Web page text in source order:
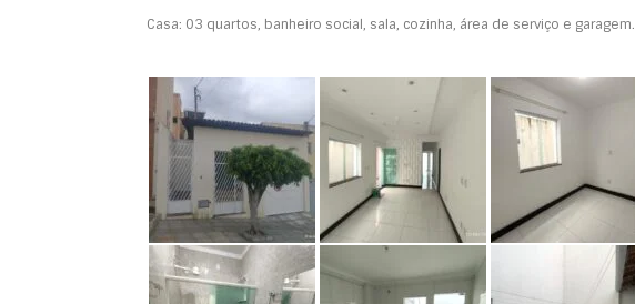
Casa: 03 quartos, banheiro social, sala, cozinha, área de serviço e garagem.